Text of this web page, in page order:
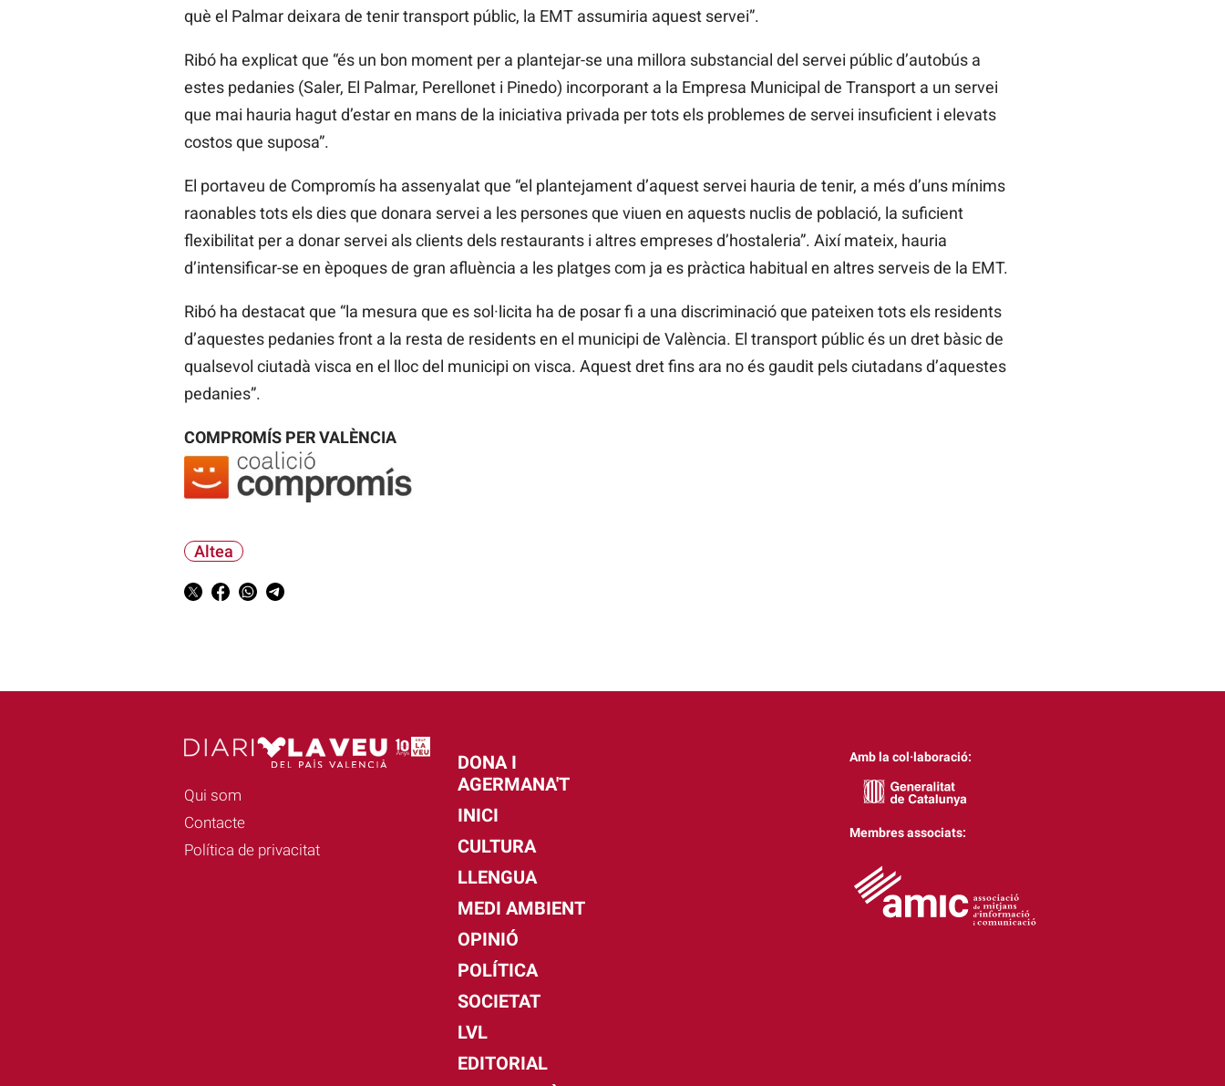
què el Palmar deixara de tenir transport públic, la EMT assumiria aquest servei”.
Ribó ha explicat que “és un bon moment per a plantejar-se una millora substancial del servei públic d’autobús a
estes pedanies (Saler, El Palmar, Perellonet i Pinedo) incorporant a la Empresa Municipal de Transport a un servei
que mai hauria hagut d’estar en mans de la iniciativa privada per tots els problemes de servei insuficient i elevats
costos que suposa”.
El portaveu de Compromís ha assenyalat que “el plantejament d’aquest servei hauria de tenir, a més d’uns mínims
raonables tots els dies que donara servei a les persones que viuen en aquests nuclis de població, la suficient
flexibilitat per a donar servei als clients dels restaurants i altres empreses d’hostaleria”. Així mateix, hauria
d’intensificar-se en èpoques de gran afluència a les platges com ja es pràctica habitual en altres serveis de la EMT.
Ribó ha destacat que “la mesura que es sol·licita ha de posar fi a una discriminació que pateixen tots els residents
d’aquestes pedanies front a la resta de residents en el municipi de València. El transport públic és un dret bàsic de
qualsevol ciutadà visca en el lloc del municipi on visca. Aquest dret fins ara no és gaudit pels ciutadans d’aquestes
pedanies”.
COMPROMÍS PER VALÈNCIA
Altea
Qui som
Contacte
Política de privacitat
DONA I
AGERMANA'T
INICI
CULTURA
LLENGUA
MEDI AMBIENT
OPINIÓ
POLÍTICA
SOCIETAT
LVL
EDITORIAL
Amb la col·laboració:
Membres associats: